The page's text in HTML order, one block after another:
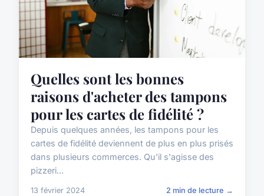
Quelles sont les bonnes
raisons d'acheter des tampons
pour les cartes de fidélité ?
Depuis quelques années, les tampons pour les
cartes de fidélité deviennent de plus en plus prisés
dans plusieurs commerces. Qu'il s'agisse des
pizzeri...
13 février 2024 2 min de lecture →